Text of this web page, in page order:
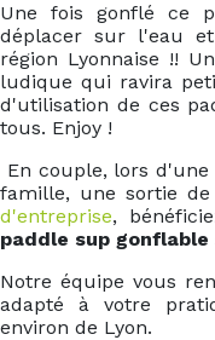
Une fois gonflé ce
déplacer sur l'eau
région Lyonnaise !!
ludique qui ravira
d'utilisation de ces
tous. Enjoy !
En couple, lors
famille, une sortie
d'entreprise,
paddle sup gonflable
Notre équipe vous
adapté à votre
environ de Lyon.